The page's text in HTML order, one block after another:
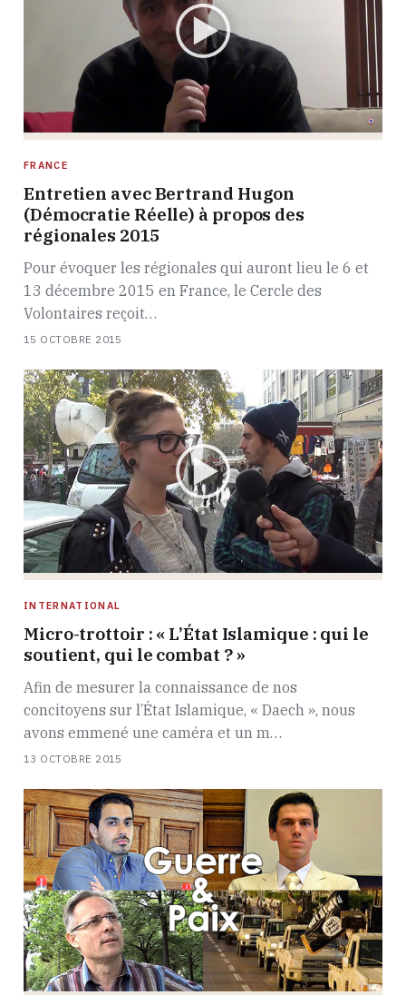
FRANCE
Entretien avec Bertrand Hugon
(Démocratie Réelle) à propos des
régionales 2015
Pour évoquer les régionales qui auront lieu le 6 et
13 décembre 2015 en France, le Cercle des
Volontaires reçoit…
15 OCTOBRE 2015
INTERNATIONAL
Micro-trottoir : « L’État Islamique : qui le
soutient, qui le combat ? »
Afin de mesurer la connaissance de nos
concitoyens sur l’État Islamique, « Daech », nous
avons emmené une caméra et un m…
13 OCTOBRE 2015